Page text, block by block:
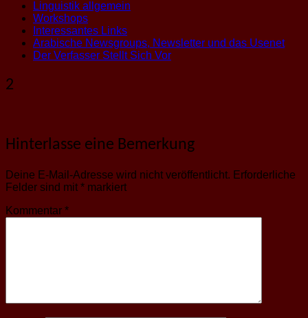
Linguistik allgemein
Workshops
Interessantes Links
Arabische Newsgroups, Newsletter und das Usenet
Der Verfasser Stellt Sich Vor
2
Hinterlasse eine Bemerkung
Deine E-Mail-Adresse wird nicht veröffentlicht. Erforderliche
Felder sind mit * markiert
Kommentar *